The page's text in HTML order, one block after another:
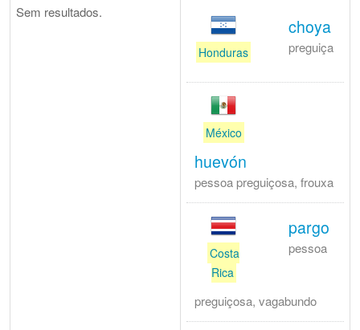
Sem resultados.
Honduras
choya
preguiça
México
huevón
pessoa preguiçosa, frouxa
Costa
Rica
pargo
pessoa
preguiçosa, vagabundo